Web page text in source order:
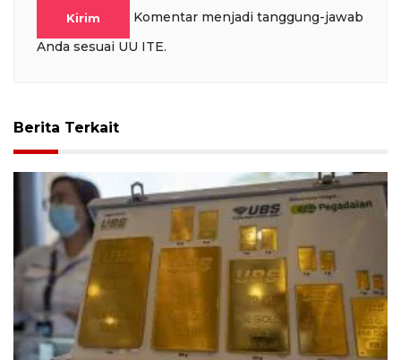
Kirim
Komentar menjadi tanggung-jawab
Anda sesuai UU ITE.
Berita Terkait